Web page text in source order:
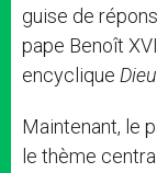
guise de
pape Benoît
encyclique
Maintenant, le
le thème